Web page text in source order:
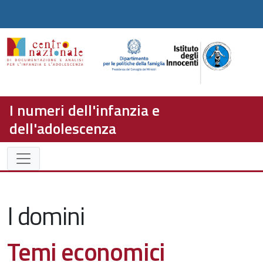
I numeri dell'infanzia e
dell'adolescenza
I domini
Temi economici